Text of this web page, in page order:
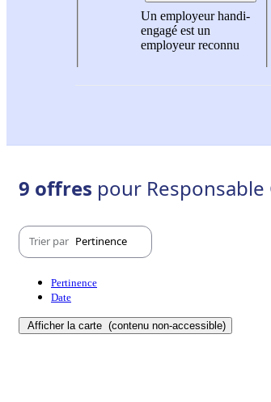
Un employeur handi-
engagé est un
employeur reconnu
9 offres pour Responsable
Trier par Pertinence
Pertinence
Date
Afficher la carte (contenu non-accessible)